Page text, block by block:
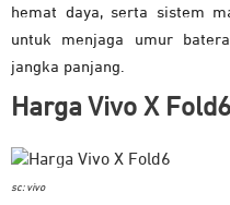
hemat daya, serta sistem
untuk menjaga umur
jangka panjang.
Harga Vivo X Fold6
sc: vivo